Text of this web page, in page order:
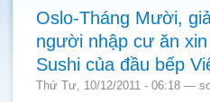
Oslo-Tháng Mười,
người nhập cư ăn
Sushi của đầu bếp
Thứ Tư, 10/12/2011 - 06:18 —